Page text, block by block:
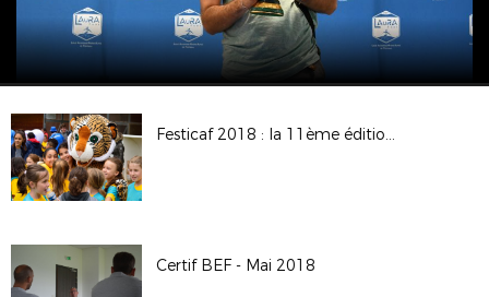
Festicaf 2018 : la 11ème édition du rassemblement des écoles féminines de football
Certif BEF - Mai 2018